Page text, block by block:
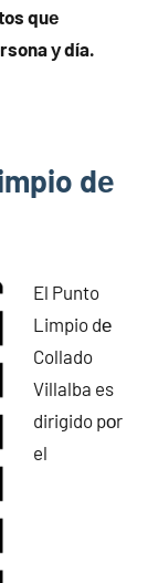
quе
у día.
dе
El Punto
Limpio dе
Collado
Villalba es
dirigido pοr
el